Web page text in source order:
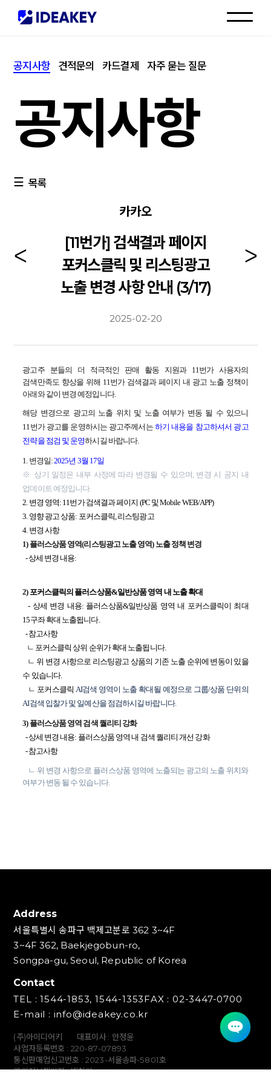
고객센터
공지사항 견적문의 카드결제 자주 묻는 질문
공지사항
목록
카카오
[11번가] 검색결과 페이지
포커스클릭 및 리스팅광고
노출 변경 사항 안내 (3/17)
2025-02-20
광고주 분들의 더 적극적인 판매 활동 지원과 11번가 사용자의
검색만족도 향상을 위해 11번가 검색결과 페이지 내 광고 노출 정책이
아래와 같이 변경 예정입니다.
해당 변경으로 광고의 노출 위치 및 노출 여부가 변동 될 수 있으니
11번가 광고를 운영하시는 광고주께서는 하기 내용을 참고하셔서 광고
전략을 점검 및 운영하시길 바랍니다.
1. 변경일:2025년 3월 17일
※ 상기 일정은 내부 사정에 따라 변경될 수 있으며, 변경 시 공지 내
업데이트 예정입니다.
2. 변경 영역: 11번가 검색결과 페이지 (PC 및 Mobile WEB/APP)
3. 영향 광고 상품: 포커스클릭, 리스팅광고
4. 변경 사항
1) 플러스상품 영역(리스팅광고 노출 영역)노출 정책 변경
- 상세 변경 내용:
2) 포커스클릭의 플러스상품&일반상품 영역 내 노출 확대
- 상세 변경 내용: 플러스상품&일반상품 영역 내 포커스클릭이 최대
15구좌 확대 노출됩니다.
- 참고사항
ㄴ 포커스클릭 상위 순위가 확대 노출됩니다.
ㄴ 위 변경 사항으로 리스팅광고 상품의 기존 노출 순위에 변동이 있을
수 있습니다.
ㄴ 포커스클릭 AI검색 영역이 노출 확대될 예정으로 그룹/상품 단위의
AI검색 입찰가 및 일예산을 점검하시길 바랍니다.
3) 플러스상품 영역 검색 퀄리티 강화
- 상세 변경 내용: 플러스상품 영역 내 검색 퀄리티 개선 강화
- 참고사항
ㄴ 위 변경 사항으로 플러스상품 영역에 노출되는 광고의 노출 위치와
여부가 변동 될 수 있습니다.
Address
서울특별시 송파구 백제고분로 362 3~4F
3~4F 362, Baekjegobun-ro,
Songpa-gu, Seoul, Republic of Korea
Contact
TEL : 1544-1853, 1544-1353FAX : 02-3447-0700
E-mail : info@ideakey.co.kr
(주)아이디어키
대표이사 : 안정윤
사업자등록번호 : 220‍-87-07893
통신판매업신고번호 : 2023-서울송파-5801호
개인정보책임자 : 백창인